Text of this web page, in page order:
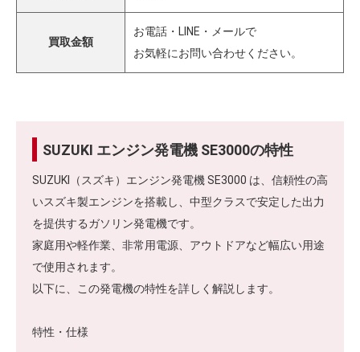
買取金額
お電話・LINE・メールで
お気軽にお問い合わせください。
SUZUKI エンジン発電機 SE3000の特性
SUZUKI（スズキ）エンジン発電機 SE3000 は、信頼性の高
いスズキ製エンジンを搭載し、中型クラスで安定した出力
を提供するガソリン発電機です。
家庭用や軽作業、非常用電源、アウトドアなど幅広い用途
で使用されます。
以下に、この発電機の特性を詳しく解説します。
特性・仕様